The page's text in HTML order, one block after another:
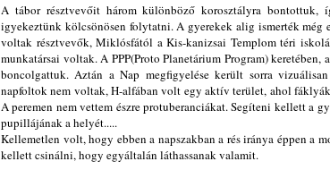
A tábor résztvevőit három különböző korosztályra bontottuk,
igyekeztünk kölcsönösen folytatni. A gyerekek alig ismerték
voltak résztvevők, Miklósfától a Kis-kanizsai Templom téri
munkatársai voltak. A PPP(Proto Planetárium Program)
boncolgattuk. Aztán a Nap megfigyelése került sorra
napfoltok nem voltak, H-alfában volt egy aktív terület, ahol
A peremen nem vettem észre protuberanciákat. Segíteni kellett a
pupillájának a helyét.....
Kellemetlen volt, hogy ebben a napszakban a rés iránya éppen a
kellett csinálni, hogy egyáltalán láthassanak valamit.